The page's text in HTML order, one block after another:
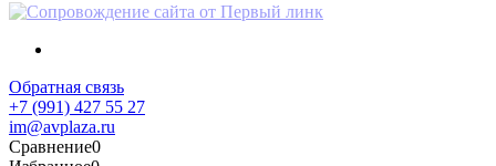
Обратная связь
+7 (991) 427 55 27
im@avplaza.ru
Сравнение0